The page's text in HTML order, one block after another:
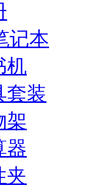
记本
机
套装
架
器
夹